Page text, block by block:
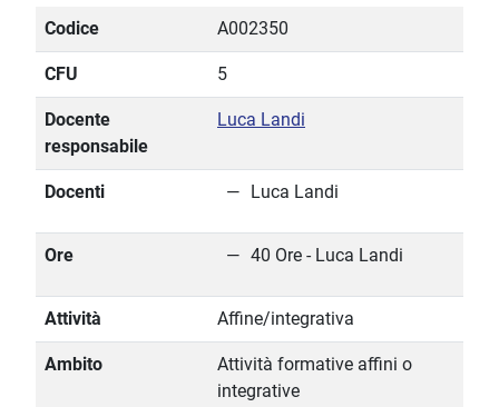
Codice A002350
CFU 5
Docente
responsabile
Luca Landi
Docenti Luca Landi
Ore 40 Ore - Luca Landi
Attività Affine/integrativa
Ambito
Attività formative affini o
integrative